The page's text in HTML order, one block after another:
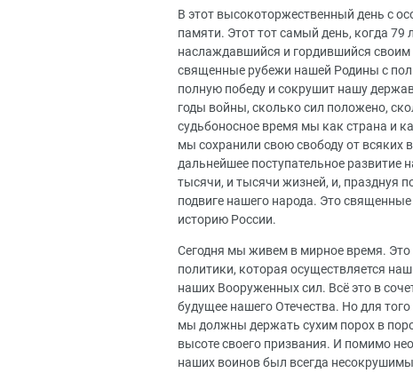
В этот высокоторжественный день с
памяти. Этот тот самый день, когда 79
наслаждавшийся и гордившийся
священные рубежи нашей Родины с
полную победу и сокрушит нашу
годы войны, сколько сил положено,
судьбоносное время мы как страна и
мы сохранили свою свободу от всяких
дальнейшее поступательное
тысячи, и тысячи жизней, и, празднуя
подвиге нашего народа. Это
историю России.
Сегодня мы живем в мирное время.
политики, которая осуществляется
наших Вооруженных сил. Всё это в
будущее нашего Отечества. Но для
мы должны держать сухим порох в
высоте своего призвания. И помимо
наших воинов был всегда